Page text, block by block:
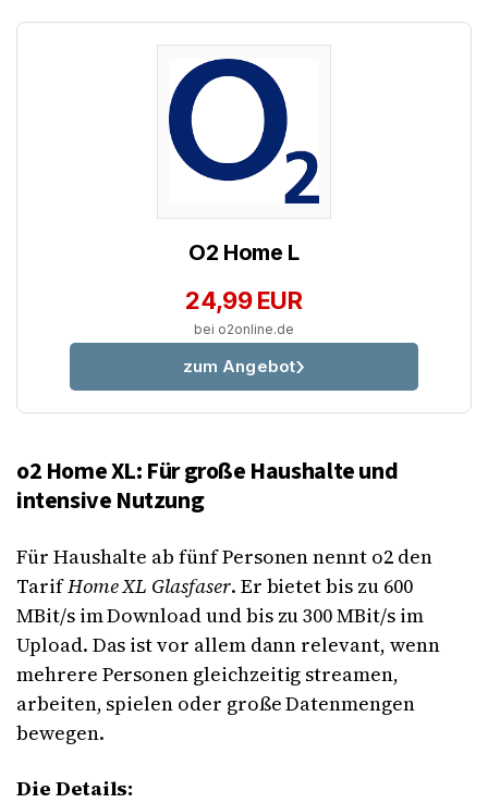
O2 Home L
24,99 EUR
bei o2online.de
zum Angebot
o2 Home XL: Für große Haushalte und
intensive Nutzung
Für Haushalte ab fünf Personen nennt o2 den
TarifHome XL Glasfaser. Er bietet bis zu 600
MBit/s im Download und bis zu 300 MBit/s im
Upload. Das ist vor allem dann relevant, wenn
mehrere Personen gleichzeitig streamen,
arbeiten, spielen oder große Datenmengen
bewegen.
Die Details: